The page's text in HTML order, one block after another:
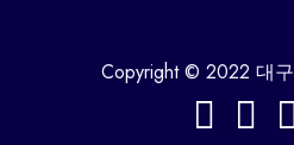
Copyright © 2022 대